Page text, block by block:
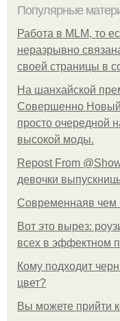
Популярные
Работа в MLM, то
неразрывно
своей страницы в
На шанхайской
Совершенно
просто очередной
высокой моды.
Repost From
девочки
Современнаяв чем
Вот это вырез:
всех в эффектном
Кому подходит
цвет?
Вы можете прийти